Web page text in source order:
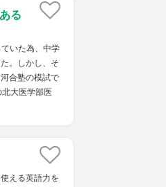
る
いた為、中学
。しかし、そ
合塾の模試で
大医学部医
える英語力を